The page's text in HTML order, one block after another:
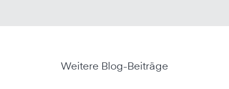
Weitere Blog-Beiträge